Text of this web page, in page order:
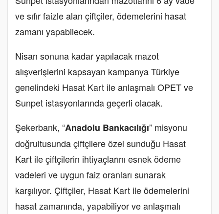
ve sıfır faizle alan çiftçiler, ödemelerini hasat
zamanı yapabilecek.
Nisan sonuna kadar yapılacak mazot
alışverişlerini kapsayan kampanya Türkiye
genelindeki Hasat Kart ile anlaşmalı OPET ve
Sunpet istasyonlarında geçerli olacak.
Şekerbank, “Anadolu Bankacılığı” misyonu
doğrultusunda çiftçilere özel sunduğu Hasat
Kart ile çiftçilerin ihtiyaçlarını esnek ödeme
vadeleri ve uygun faiz oranları sunarak
karşılıyor. Çiftçiler, Hasat Kart ile ödemelerini
hasat zamanında, yapabiliyor ve anlaşmalı